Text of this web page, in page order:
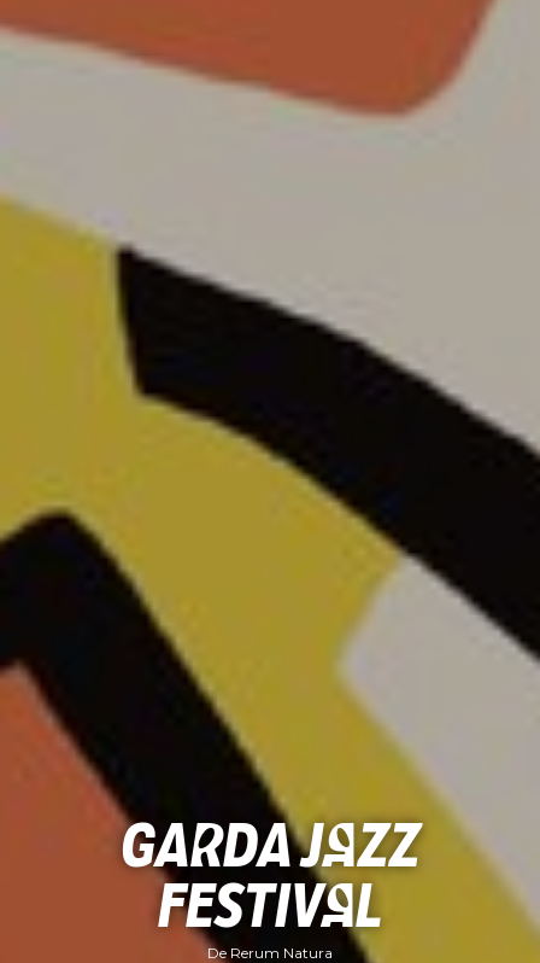
Garda Jazz
Festival
De Rerum Natura